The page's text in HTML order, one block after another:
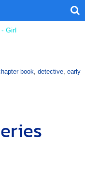
- Girl
book, detective, early